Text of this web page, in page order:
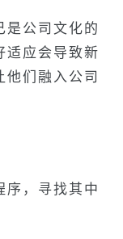
是公司文化的
适应会导致新
他们融入公司
序，寻找其中